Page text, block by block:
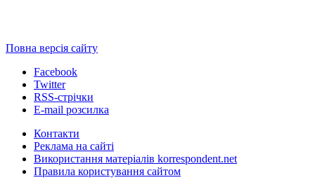
Повна версія сайту
Facebook
Twitter
RSS-стрічки
E-mail розсилка
Контакти
Реклама на сайті
Використання матеріалів korrespondent.net
Правила користування сайтом